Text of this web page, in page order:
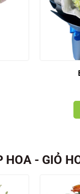
HOA - GIỎ